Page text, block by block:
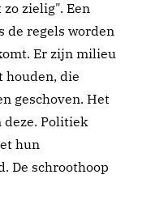
zielig". Een
de regels worden
Er zijn milieu
houden, die
geschoven. Het
deze. Politiek
hun
De schroothoop